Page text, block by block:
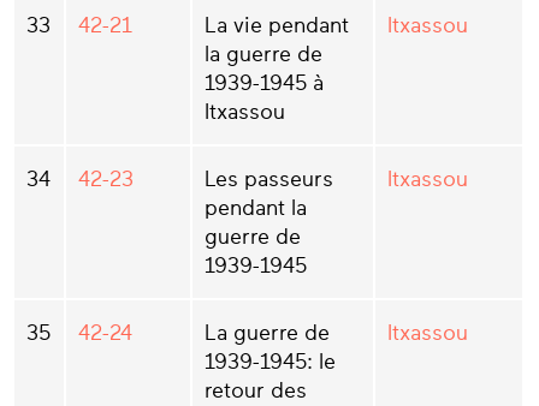
33 42-21
La vie pendant
la guerre de
1939-1945 à
Itxassou
Itxassou
34 42-23
Les passeurs
pendant la
guerre de
1939-1945
Itxassou
35 42-24
La guerre de
1939-1945: le
retour des
Itxassou